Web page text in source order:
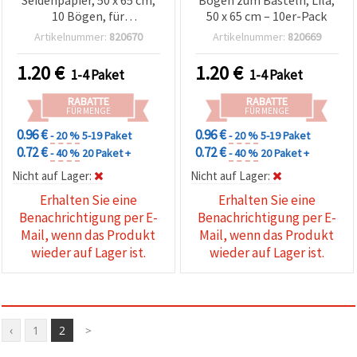
10 Bögen, für
Geschenkverpackungen,
Artikelnummer: 820670
1.20€ 1-4 Paket
RABATTE
FÜR MENGE
0.96 €- 20 %5-19 Paket
0.72 €- 40 % 20 Paket +
Nicht auf Lager:
Erhalten Sie eine
Benachrichtigung per E-
Mail, wenn das Produkt
wieder auf Lager ist.
50 x 65 cm – 10er-Pack
Artikelnummer: 820669
1.20€ 1-4 Paket
RABATTE
FÜR MENGE
0.96 €- 20 %5-19 Paket
0.72 €- 40 % 20 Paket +
Nicht auf Lager:
Erhalten Sie eine
Benachrichtigung per E-
Mail, wenn das Produkt
wieder auf Lager ist.
‹ 1 2 >